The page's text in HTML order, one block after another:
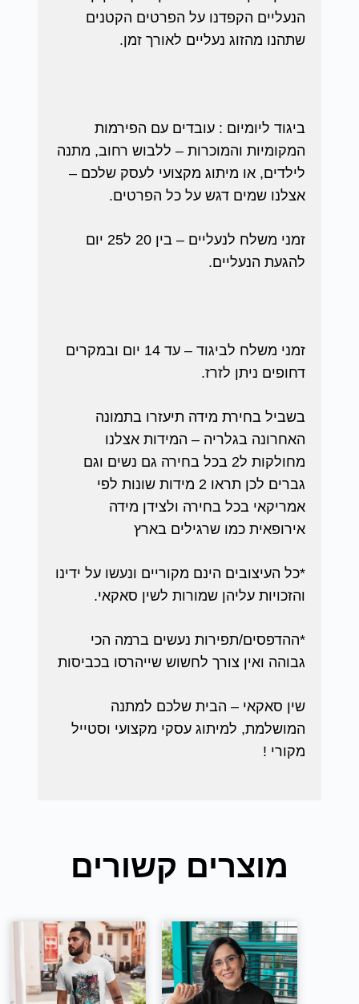
הנעליים הקפדנו על הפרטים הקטנים
שתהנו מהזוג נעליים לאורך זמן.
ביגוד ליומיום : עובדים עם הפירמות
המקומיות והמוכרות – ללבוש רחוב, מתנה
לילדים, או מיתוג מקצועי לעסק שלכם –
אצלנו שמים דגש על כל הפרטים.
זמני משלח לנעליים – בין 20 ל25 יום
להגעת הנעליים.
זמני משלח לביגוד – עד 14 יום ובמקרים
דחופים ניתן לזרז.
בשביל בחירת מידה תיעזרו בתמונה
האחרונה בגלריה – המידות אצלנו
מחולקות ל2 בכל בחירה גם נשים וגם
גברים לכן תראו 2 מידות שונות לפי
אמריקאי בכל בחירה ולצידן מידה
אירופאית כמו שרגילים בארץ
*כל העיצובים הינם מקוריים ונעשו על ידינו
והזכויות עליהן שמורות לשין סאקאי.
*ההדפסים/תפירות נעשים ברמה הכי
גבוהה ואין צורך לחשוש שייהרסו בכביסות
שין סאקאי – הבית שלכם למתנה
המושלמת, למיתוג עסקי מקצועי וסטייל
מקורי !
מוצרים קשורים